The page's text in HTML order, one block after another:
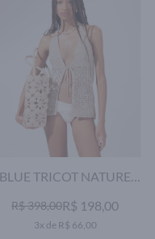
BLUE TRICOT NATURE
R$ 398,00R$ 198,00
3x de R$ 66,00